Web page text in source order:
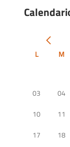
L M
03
04
10
11
17
18